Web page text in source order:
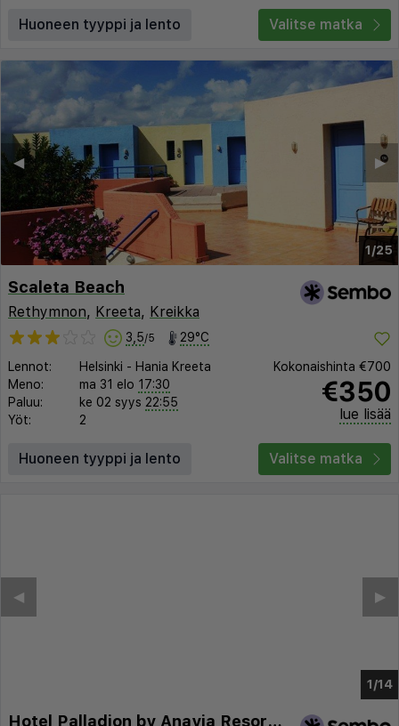
Huoneen tyyppi ja lento Valitse matka
1/25
▶︎
◀︎
Scaleta Beach
Rethymnon, Kreeta, Kreikka
3,5/5 29°C
Lennot: Helsinki - Hania Kreeta
Meno:
ma 31 elo 17:30
Paluu:
ke 02 syys 22:55
Yöt:
2
Kokonaishinta €700
€350
lue lisää
Huoneen tyyppi ja lento Valitse matka
1/9
▶︎
◀︎
Hotel Palladion by Anayia Resorts